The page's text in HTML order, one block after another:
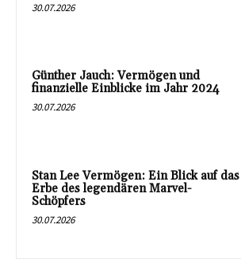
30.07.2026
Günther Jauch: Vermögen und
finanzielle Einblicke im Jahr 2024
30.07.2026
Stan Lee Vermögen: Ein Blick auf das
Erbe des legendären Marvel-
Schöpfers
30.07.2026